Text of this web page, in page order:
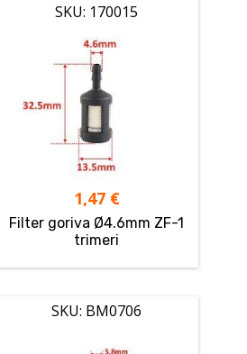
SKU: 170015
1,47 €
Filter goriva Ø4.6mm ZF-1
trimeri
SKU: BM0706